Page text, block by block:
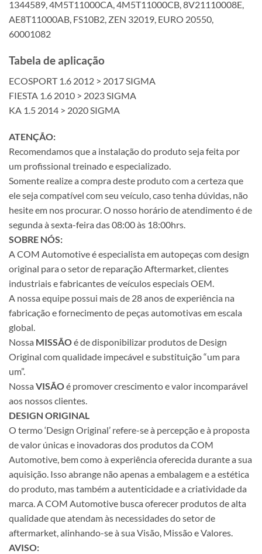
1344589, 4M5T11000CA, 4M5T11000CB, 8V21110008E,
AE8T11000AB, FS10B2, ZEN 32019, EURO 20550,
60001082
Tabela de aplicação
ECOSPORT 1.6 2012 > 2017 SIGMA
FIESTA 1.6 2010 > 2023 SIGMA
KA 1.5 2014 > 2020 SIGMA
ATENÇÃO:
Recomendamos que a instalação do produto seja feita por
um profissional treinado e especializado.
Somente realize a compra deste produto com a certeza que
ele seja compatível com seu veículo, caso tenha dúvidas, não
hesite em nos procurar. O nosso horário de atendimento é de
segunda à sexta-feira das 08:00 às 18:00hrs.
SOBRE NÓS:
A COM Automotive é especialista em autopeças com design
original para o setor de reparação Aftermarket, clientes
industriais e fabricantes de veículos especiais OEM.
A nossa equipe possui mais de 28 anos de experiência na
fabricação e fornecimento de peças automotivas em escala
global.
Nossa MISSÃOé de disponibilizar produtos de Design
Original com qualidade impecável e substituição “um para
um”.
Nossa VISÃOé promover crescimento e valor incomparável
aos nossos clientes.
DESIGN ORIGINAL
O termo ‘Design Original’ refere-se à percepção e à proposta
de valor únicas e inovadoras dos produtos da COM
Automotive, bem como à experiência oferecida durante a sua
aquisição. Isso abrange não apenas a embalagem e a estética
do produto, mas também a autenticidade e a criatividade da
marca. A COM Automotive busca oferecer produtos de alta
qualidade que atendam às necessidades do setor de
aftermarket, alinhando-se à sua Visão, Missão e Valores.
AVISO: